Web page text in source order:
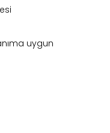
uygun